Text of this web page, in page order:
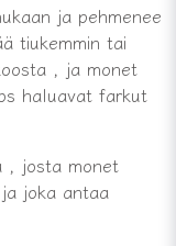
ja pehmenee
tiukemmin tai
, ja monet
haluavat farkut
, josta monet
ja joka antaa